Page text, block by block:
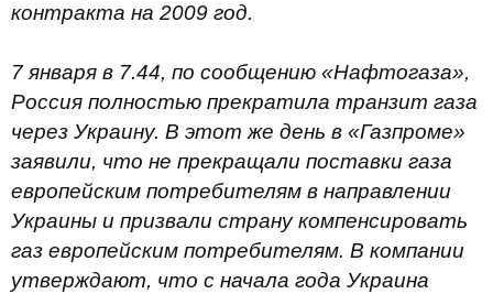
контракта на 2009 год.
7 января в 7.44, по сообщению «Нафтогаза»,
Россия полностью прекратила транзит газа
через Украину. В этот же день в «Газпроме»
заявили, что не прекращали поставки газа
европейским потребителям в направлении
Украины и призвали страну компенсировать
газ европейским потребителям. В компании
утверждают, что с начала года Украина